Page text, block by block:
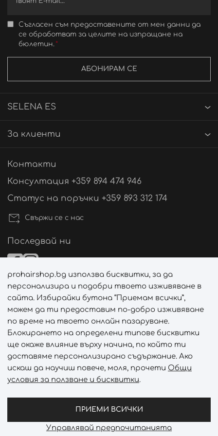
HEXAPEPTIDE-51 AMIDE.
Съгласен съм предоставените от мен данни да
се обработват за целите на изпращане на
бюлетин.
АБОНИРАМ СЕ
SELENA ES
За клиенти
Контакти
Консултация +359 894 474 946
Статус на поръчки +359 893 312 174
Свържи се с нас
Последвай ни
Начини на плащане
Начини на доставка
Отключи ексклузивни отстъпки и лимитирани
Prohair Shop © 2026 - Всички права запазени
prohairshop.bg използва бисквитки, за да
персонализира и подобри твоето изживяване в
сайта. Избирайки бутона “Приемам всички”,
можем да ти предоставим по-добро изживяване
по време на твоето онлайн пазаруване.
Блокирането на определени типове бисквитки
ще окаже влияние върху начина, по който ти
доставяме персонализирано съдържание. Ако
искаш да научиш повече, моля, прочети Общи
условия за ползване и бисквитки.
ПРИЕМИ ВСИЧКИ
Управлявай предпочитанията